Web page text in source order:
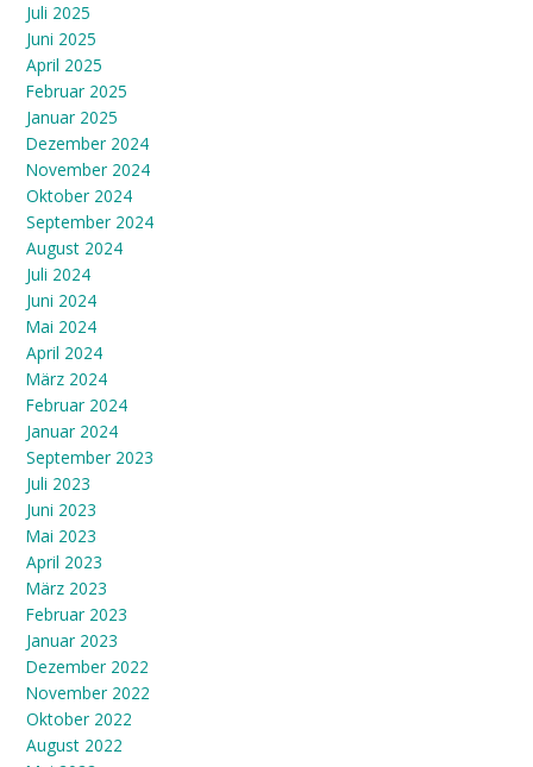
Juli 2025
Juni 2025
April 2025
Februar 2025
Januar 2025
Dezember 2024
November 2024
Oktober 2024
September 2024
August 2024
Juli 2024
Juni 2024
Mai 2024
April 2024
März 2024
Februar 2024
Januar 2024
September 2023
Juli 2023
Juni 2023
Mai 2023
April 2023
März 2023
Februar 2023
Januar 2023
Dezember 2022
November 2022
Oktober 2022
August 2022